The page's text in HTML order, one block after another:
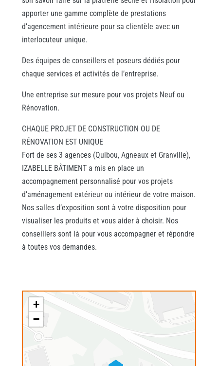
apporter une gamme complète de prestations
d’agencement intérieure pour sa clientèle avec un
interlocuteur unique.
Des équipes de conseillers et poseurs dédiés pour
chaque services et activités de l’entreprise.
Une entreprise sur mesure pour vos projets Neuf ou
Rénovation.
CHAQUE PROJET DE CONSTRUCTION OU DE
RÉNOVATION EST UNIQUE
Fort de ses 3 agences (Quibou, Agneaux et Granville),
IZABELLE BÂTIMENT a mis en place un
accompagnement personnalisé pour vos projets
d’aménagement extérieur ou intérieur de votre maison.
Nos salles d’exposition sont à votre disposition pour
visualiser les produits et vous aider à choisir. Nos
conseillers sont là pour vous accompagner et répondre
à toutes vos demandes.
+
−